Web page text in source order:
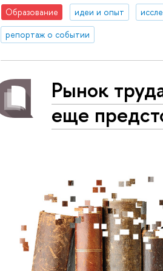
Образование идеи и опыт
репортаж о событии
Рынок
еще